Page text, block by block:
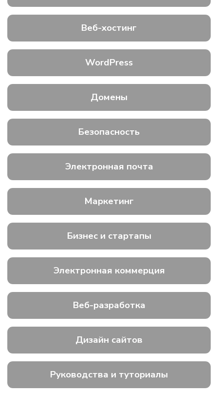
Веб-хостинг
WordPress
Домены
Безопасность
Электронная почта
Маркетинг
Бизнес и стартапы
Электронная коммерция
Веб-разработка
Дизайн сайтов
Руководства и туториалы